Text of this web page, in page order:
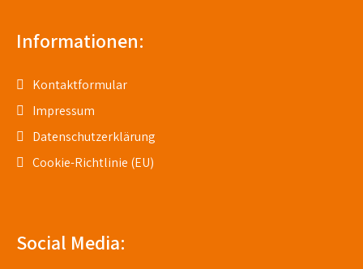
Informationen:
Kontaktformular
Impressum
Datenschutzerklärung
Cookie-Richtlinie (EU)
Social Media: